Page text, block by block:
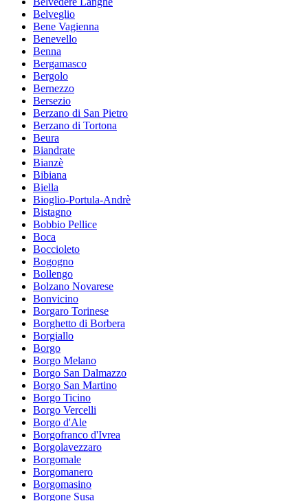
Belveglio
Bene Vagienna
Benevello
Benna
Bergamasco
Bergolo
Bernezzo
Bersezio
Berzano di San Pietro
Berzano di Tortona
Beura
Biandrate
Bianzè
Bibiana
Biella
Bioglio-Portula-Andrè
Bistagno
Bobbio Pellice
Boca
Boccioleto
Bogogno
Bollengo
Bolzano Novarese
Bonvicino
Borgaro Torinese
Borghetto di Borbera
Borgiallo
Borgo
Borgo Melano
Borgo San Dalmazzo
Borgo San Martino
Borgo Ticino
Borgo Vercelli
Borgo d'Ale
Borgofranco d'Ivrea
Borgolavezzaro
Borgomale
Borgomanero
Borgomasino
Borgone Susa